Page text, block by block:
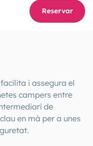
Reservar
i assegura el
campers entre
de
en mà per a unes